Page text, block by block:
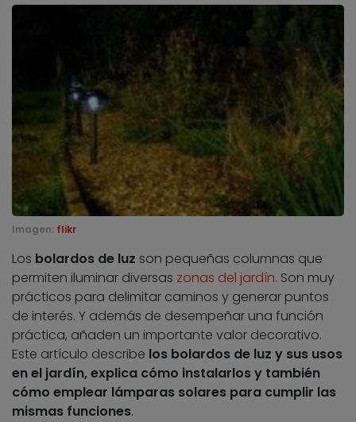
Imagen: flikr
Los bolardos de luz son pequeñas columnas que
permiten iluminar diversas zonas del jardín. Son muy
prácticos para delimitar caminos y generar puntos
de interés. Y además de desempeñar una función
práctica, añaden un importante valor decorativo.
Este artículo describe los bolardos de luz y sus usos
en el jardín, explica cómo instalarlos y también
cómo emplear lámparas solares para cumplir las
mismas funciones.